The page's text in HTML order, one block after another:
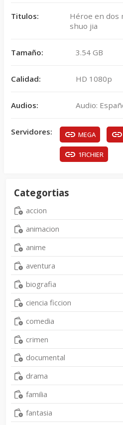
Titulos:
Héroe en dos
shuo jia
Tamaño: 3.54 GB
Calidad: HD 1080p
Audios: Audio:
Servidores: MEGA
1FICHIER
Categortias
accion
animacion
anime
aventura
biografia
ciencia ficcion
comedia
crimen
documental
drama
familia
fantasia